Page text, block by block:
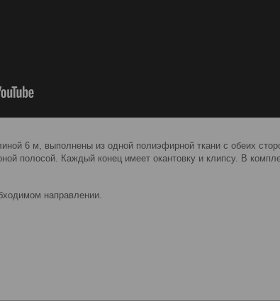
6 м, выполнены из одной полиэфирной ткани с обеих
полосой. Каждый конец имеет окантовку и клипсу. В
направлении.